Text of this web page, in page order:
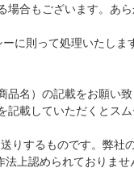
合もございます。あら
に則って処理いたしま
名）の記載をお願い致
載していただくとス
りするものです。弊社
上認められておりませ